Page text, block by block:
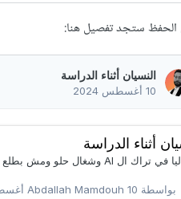
ستجد تفصيل هنا: